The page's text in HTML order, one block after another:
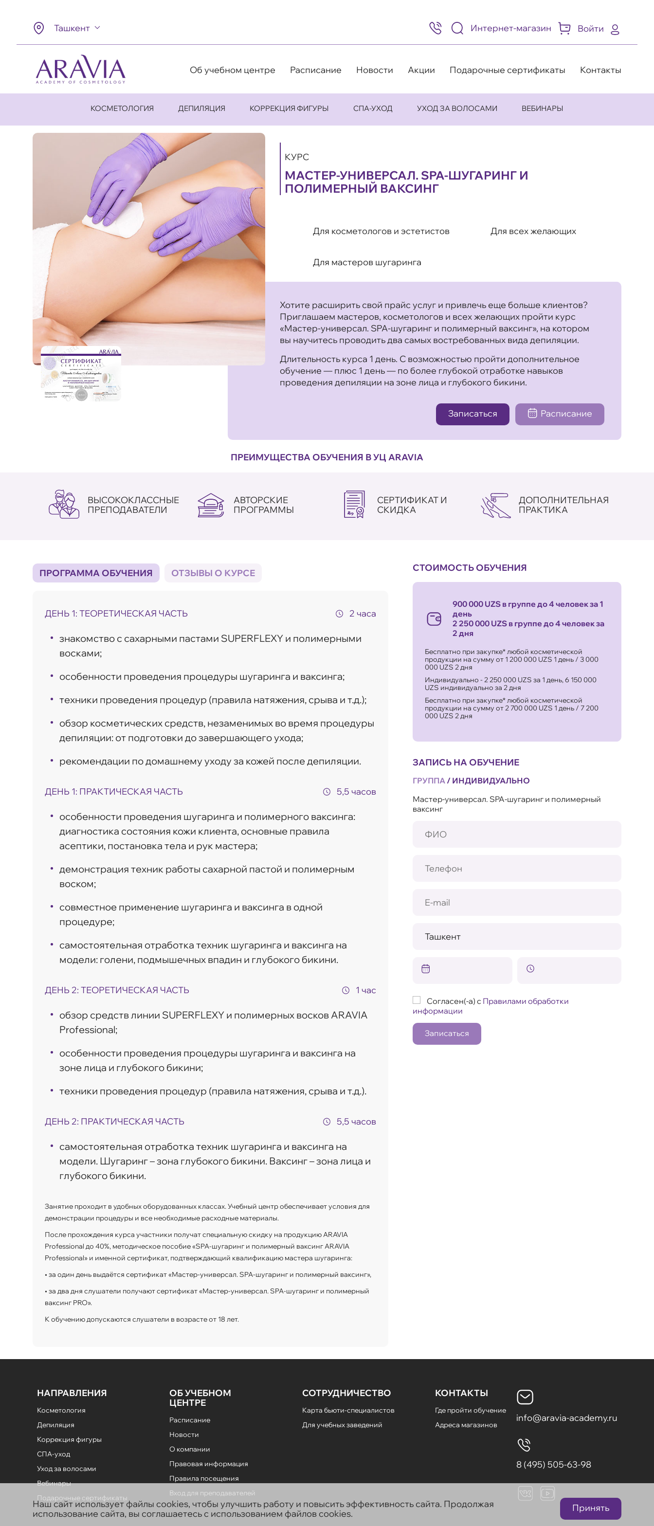
Ташкент
8
(495)
505-
98
Интернет-магазин Войти
Об учебном центре Расписание Новости Акции Подарочные сертификаты Контакты
КОСМЕТОЛОГИЯ ДЕПИЛЯЦИЯ КОРРЕКЦИЯ ФИГУРЫ СПА-УХОД УХОД ЗА ВОЛОСАМИ ВЕБИНАРЫ
КУРС
МАСТЕР-УНИВЕРСАЛ. SPA-ШУГАРИНГ И
ПОЛИМЕРНЫЙ ВАКСИНГ
Для косметологов и эстетистов Для всех желающих
Для мастеров шугаринга
Хотите расширить свой прайс услуг и привлечь еще больше клиентов?
Приглашаем мастеров, косметологов и всех желающих пройти курс
«Мастер-универсал. SPA-шугаринг и полимерный ваксинг», на котором
вы научитесь проводить два самых востребованных вида депиляции.
Длительность курса 1 день. С возможностью пройти дополнительное
обучение — плюс 1 день — по более глубокой отработке навыков
проведения депиляции на зоне лица и глубокого бикини.
Записаться Расписание
ПРЕИМУЩЕСТВА ОБУЧЕНИЯ В УЦ ARAVIA
ВЫСОКОКЛАССНЫЕ
ПРЕПОДАВАТЕЛИ
АВТОРСКИЕ
ПРОГРАММЫ
СЕРТИФИКАТ И
СКИДКА
ДОПОЛНИТЕЛЬНАЯ
ПРАКТИКА
ПРОГРАММА ОБУЧЕНИЯ ОТЗЫВЫ О КУРСЕ
ДЕНЬ 1: ТЕОРЕТИЧЕСКАЯ ЧАСТЬ 2 часа
знакомство с сахарными пастами SUPERFLEXY и полимерными
восками;
особенности проведения процедуры шугаринга и ваксинга;
техники проведения процедур (правила натяжения, срыва и т.д.);
обзор косметических средств, незаменимых во время процедуры
депиляции: от подготовки до завершающего ухода;
рекомендации по домашнему уходу за кожей после депиляции.
ДЕНЬ 1: ПРАКТИЧЕСКАЯ ЧАСТЬ 5,5 часов
особенности проведения шугаринга и полимерного ваксинга:
диагностика состояния кожи клиента, основные правила
асептики, постановка тела и рук мастера;
демонстрация техник работы сахарной пастой и полимерным
воском;
совместное применение шугаринга и ваксинга в одной
процедуре;
самостоятельная отработка техник шугаринга и ваксинга на
модели: голени, подмышечных впадин и глубокого бикини.
ДЕНЬ 2: ТЕОРЕТИЧЕСКАЯ ЧАСТЬ 1 час
обзор средств линии SUPERFLEXY и полимерных восков ARAVIA
Professional;
особенности проведения процедуры шугаринга и ваксинга на
зоне лица и глубокого бикини;
техники проведения процедур (правила натяжения, срыва и т.д.).
ДЕНЬ 2: ПРАКТИЧЕСКАЯ ЧАСТЬ 5,5 часов
самостоятельная отработка техник шугаринга и ваксинга на
модели. Шугаринг – зона глубокого бикини. Ваксинг – зона лица и
глубокого бикини.
Занятие проходит в удобных оборудованных классах. Учебный центр обеспечивает условия для
демонстрации процедуры и все необходимые расходные материалы.
После прохождения курса участники получатспециальную скидку на продукцию ARAVIA
Professional до 40%, методическое пособие «SPA-шугаринг и полимерный ваксинг ARAVIA
Professional» и именной сертификат, подтверждающий квалификацию мастера шугаринга:
• за один день выдаётся сертификат «Мастер-универсал. SPA-шугаринг и полимерный ваксинг»,
• за два дня слушатели получают сертификат «Мастер-универсал. SPA-шугаринг и полимерный
ваксинг PRO».
К обучению допускаются слушатели в возрасте от 18 лет.
СТОИМОСТЬ ОБУЧЕНИЯ
900 000 UZS в группе до 4 человек за 1
день
2 250 000 UZS в группе до 4 человек за
2 дня
Бесплатно при закупке* любой косметической
продукции на сумму от 1 200 000 UZS 1 день / 3 000
000 UZS 2 дня
Индивидуально - 2 250 000 UZS за 1 день, 6 150 000
UZS индивидуально за 2 дня
Бесплатно при закупке* любой косметической
продукции на сумму от 2 700 000 UZS 1 день / 7 200
000 UZS 2 дня
ЗАПИСЬ НА ОБУЧЕНИЕ
ГРУППА / ИНДИВИДУАЛЬНО
Мастер-универсал. SPA-шугаринг и полимерный
ваксинг
Согласен(-а) с Правилами обработки
информации
Записаться
НАПРАВЛЕНИЯ
Косметология
Депиляция
Коррекция фигуры
СПА-уход
Уход за волосами
Вебинары
Подарочные сертификаты
ОБ УЧЕБНОМ
ЦЕНТРЕ
Расписание
Новости
О компании
Правовая информация
Правила посещения
Вход для преподавателей
СОТРУДНИЧЕСТВО
Карта бьюти-специалистов
Для учебных заведений
КОНТАКТЫ
Где пройти обучение
Адреса магазинов
info@aravia-academy.ru
8 (495) 505-63-98
Наш сайт использует файлы cookies, чтобы улучшить работу и повысить эффективность сайта. Продолжая
использование сайта, вы соглашаетесь с использованием файлов cookies.
Принять